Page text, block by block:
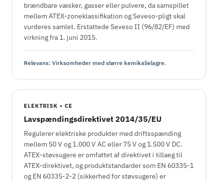
brændbare væsker, gasser eller pulvere, da samspillet
mellem ATEX-zoneklassifikation og Seveso-pligt skal
vurderes samlet. Erstattede Seveso II (96/82/EF) med
virkning fra 1. juni 2015.
Relevans: Virksomheder med større kemikalielagre.
ELEKTRISK • CE
Lavspændingsdirektivet 2014/35/EU
Regulerer elektriske produkter med driftsspænding
mellem 50 V og 1.000 V AC eller 75 V og 1.500 V DC.
ATEX-støvsugere er omfattet af direktivet i tillaeg til
ATEX-direktivet, og produktstandarder som EN 60335-1
og EN 60335-2-2 (sikkerhed for støvsugere) er